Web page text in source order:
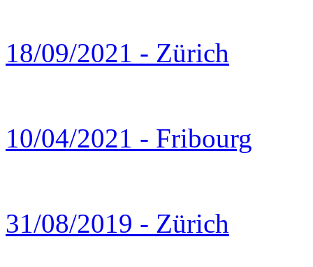
18/09/2021 - Zürich
10/04/2021 - Fribourg
31/08/2019 - Zürich